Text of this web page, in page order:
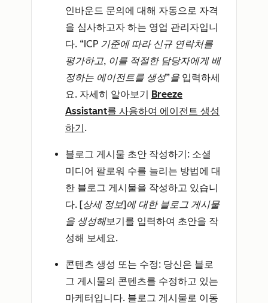
인바운드 문의에 대해 자동으로 자격
을 심사하고자 하는 영업 관리자입니
다. “ICP 기준에 따라 신규 연락처를
평가하고, 이를 적절한 담당자에게 배
정하는 에이전트를 생성”을 입력하세
요. 자세히 알아보기 Breeze
Assistant를 사용하여 에이전트 생성
하기.
블로그 게시물 초안 작성하기: 소셜
미디어 팔로워 수를 늘리는 방법에 대
한 블로그 게시물을 작성하고 있습니
다. [상세 정보]에 대한 블로그 게시물
을 생성해보기를 입력하여 초안을 작
성해 보세요.
콘텐츠 생성 또는 수정: 당신은 블로
그 게시물의 콘텐츠를 수정하고 있는
마케터입니다. 블로그 게시물로 이동